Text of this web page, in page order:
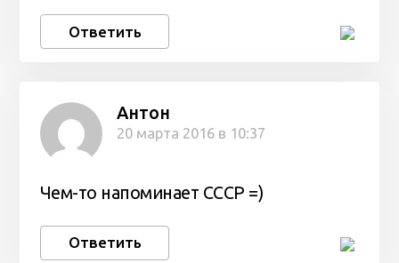
Ответить
Антон
20 марта 2016 в 10:37
Чем-то напоминает СССР =)
Ответить